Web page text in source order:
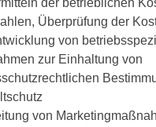
der betrieblichen
Überprüfung der
von
zur Einhaltung von
von